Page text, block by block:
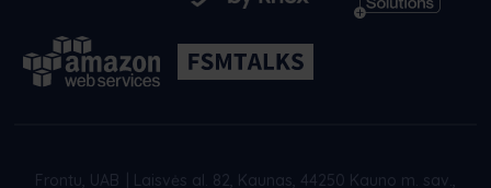
Frontu, UAB Laisvės al. 82, Kaunas, 44250 Kauno m. sav.,